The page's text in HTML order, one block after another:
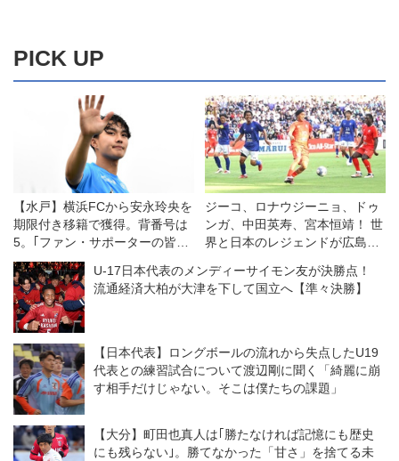
PICK UP
【水戸】横浜FCから安永玲央を
期限付き移籍で獲得。背番号は
5。｢ファン・サポーターの皆さ
んに認めてもらえるように｣
ジーコ、ロナウジーニョ、ドゥ
ンガ、中田英寿、宮本恒靖！ 世
界と日本のレジェンドが広島で
ム
U-17日本代表のメンディーサイモン友が決勝点！
流通経済大柏が大津を下して国立へ【準々決勝】
【日本代表】ロングボールの流れから失点したU19
代表との練習試合について渡辺剛に聞く「綺麗に崩
す相手だけじゃない。そこは僕たちの課題」
【大分】町田也真人は｢勝たなければ記憶にも歴史
にも残らない｣。勝てなかった「甘さ」を捨てる未